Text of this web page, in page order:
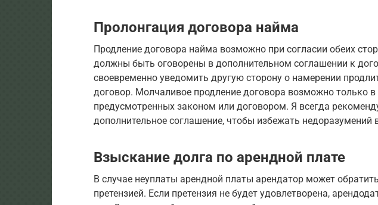
Пролонгация договора найма
Продление договора найма возможно при согласии обеих
должны быть оговорены в дополнительном соглашении к
своевременно уведомить другую сторону о намерении
договор. Молчаливое продление договора возможно только в
предусмотренных законом или договором. Я всегда
дополнительное соглашение, чтобы избежать недоразумений
Взыскание долга по арендной плате
В случае неуплаты арендной платы арендатор может
претензией. Если претензия не будет удовлетворена,